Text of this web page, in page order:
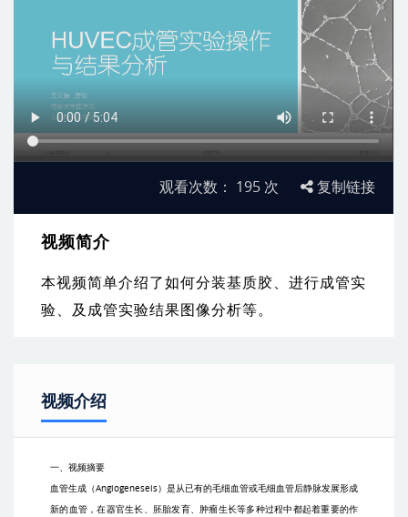
观看次数： 195 次 复制链接
视频简介
本视频简单介绍了如何分装基质胶、进行成管实
验、及成管实验结果图像分析等。
视频介绍
一、视频摘要
血管生成（Angiogeneseis）是从已有的毛细血管或毛细血管后静脉发展形成
新的血管，在器官生长、胚胎发育、肿瘤生长等多种过程中都起着重要的作